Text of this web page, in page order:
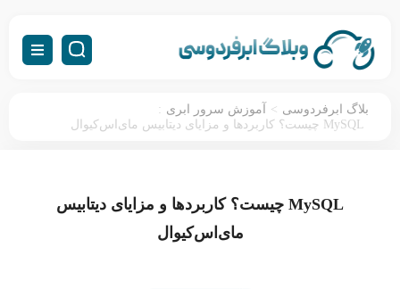
بلاگ ابرفردوسی > آموزش سرور ابری :
MySQL چیست؟ کاربردها و مزایای دیتابیس مای‌اس‌کیوال
MySQL چیست؟ کاربردها و مزایای دیتابیس
مای‌اس‌کیوال